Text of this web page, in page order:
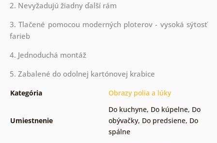
2. Nevyžadujú žiadny ďalší rám
3. Tlačené pomocou moderných ploterov - vysoká sýtosť
farieb
4. Jednoduchá montáž
5. Zabalené do odolnej kartónovej krabice
Kategória Obrazy polia a lúky
Umiestnenie
Do kuchyne, Do kúpelne, Do
obývačky, Do predsiene, Do
spálne